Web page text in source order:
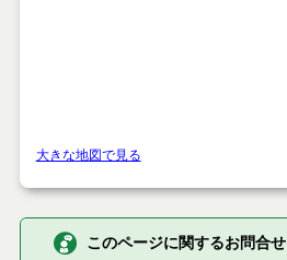
大きな地図で見る
このページに関するお問合せ